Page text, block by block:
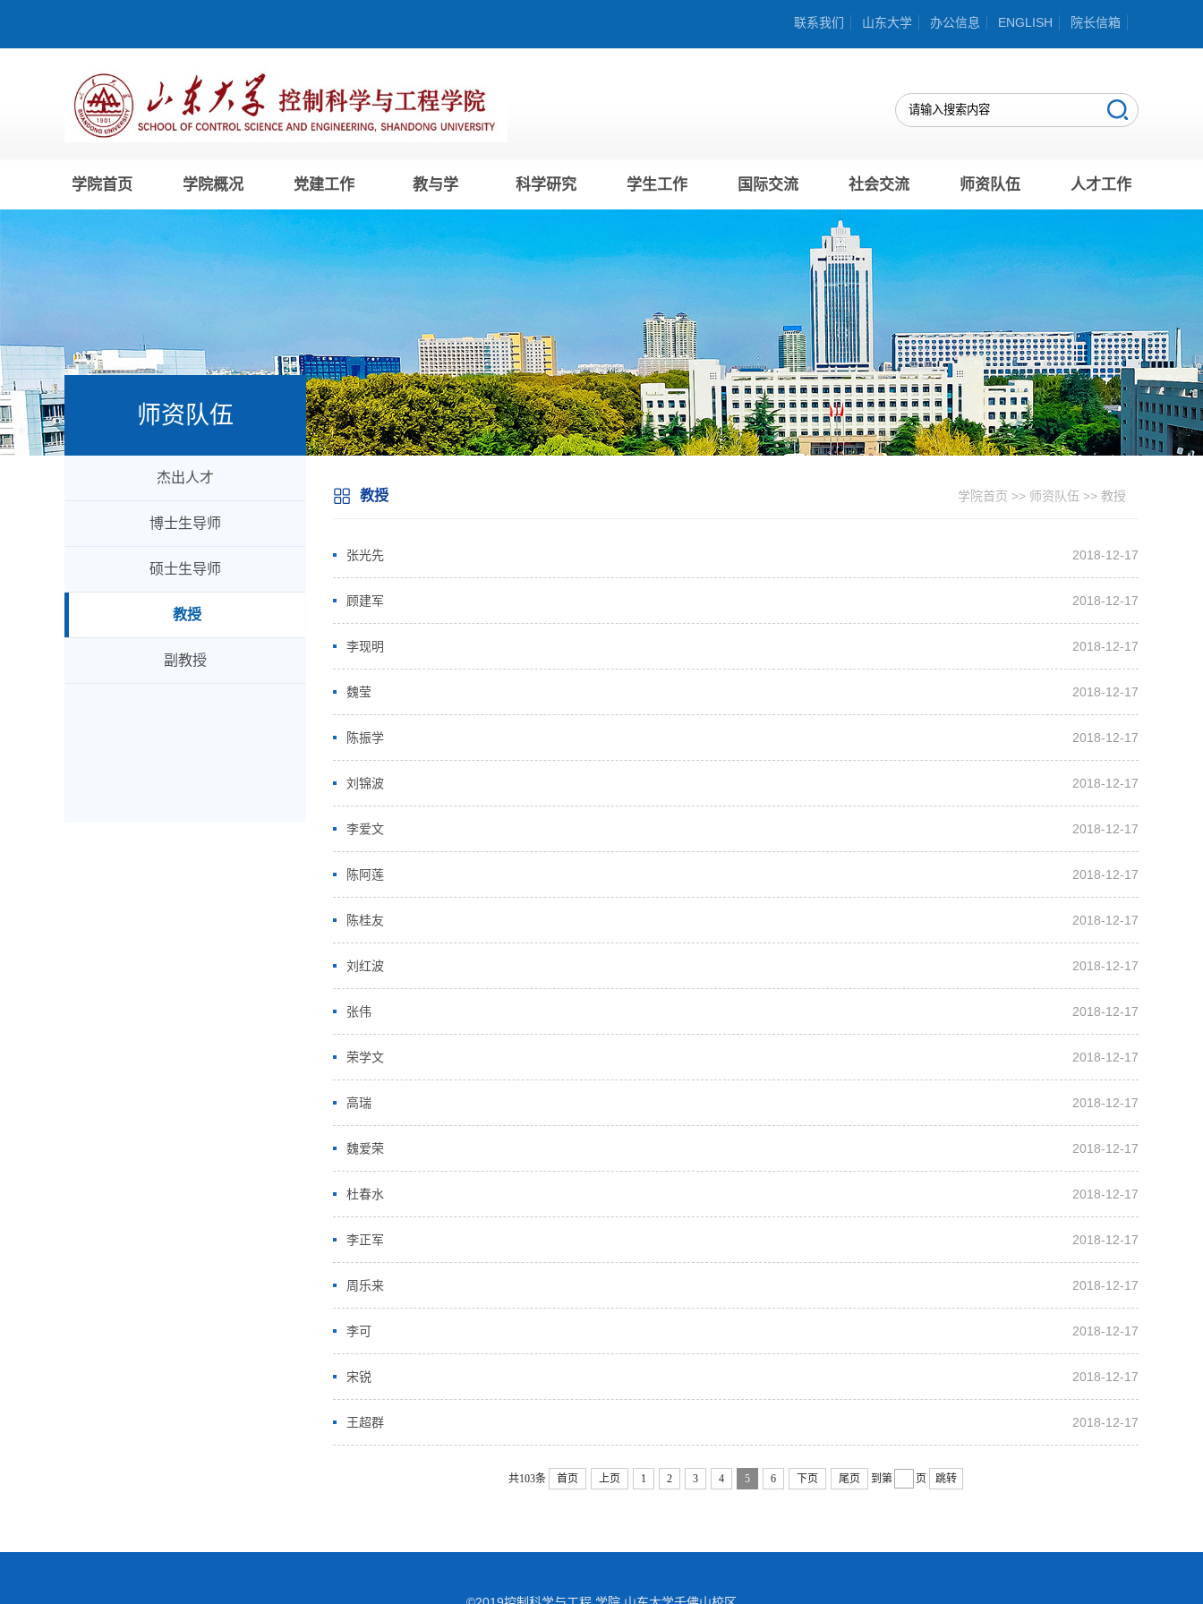
联系我们 山东大学 办公信息 ENGLISH 院长信箱
学院首页 学院概况 党建工作 教与学 科学研究 学生工作 国际交流 社会交流 师资队伍 人才工作
师资队伍
杰出人才
博士生导师
硕士生导师
教授
副教授
教授 学院首页 >> 师资队伍 >> 教授
张光先 2018-12-17
顾建军 2018-12-17
李现明 2018-12-17
魏莹 2018-12-17
陈振学 2018-12-17
刘锦波 2018-12-17
李爱文 2018-12-17
陈阿莲 2018-12-17
陈桂友 2018-12-17
刘红波 2018-12-17
张伟 2018-12-17
荣学文 2018-12-17
高瑞 2018-12-17
魏爱荣 2018-12-17
杜春水 2018-12-17
李正军 2018-12-17
周乐来 2018-12-17
李可 2018-12-17
宋锐 2018-12-17
王超群 2018-12-17
共103条 首页 上页 1 2 3 4 5 6 下页 尾页 到第 页 跳转